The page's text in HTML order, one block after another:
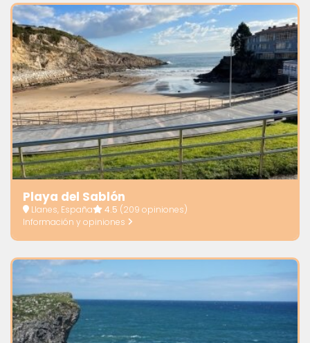
Playa del Sablón
Llanes, España 4.5 (209 opiniones)
Información y opiniones